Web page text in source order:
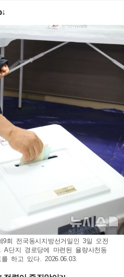
회 전국동시지방선거일인 3일 오전
A단지 경로당에 마련된 율량사천동
하고 있다. 2026.06.03.